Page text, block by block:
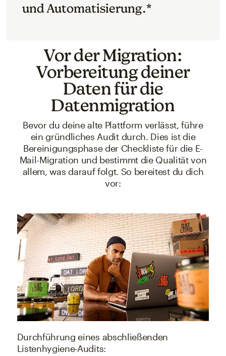
und Automatisierung.*
Vor der Migration:
Vorbereitung deiner
Daten für die
Datenmigration
Bevor du deine alte Plattform verlässt, führe
ein gründliches Audit durch. Dies ist die
Bereinigungsphase der Checkliste für die E-
Mail-Migration und bestimmt die Qualität von
allem, was darauf folgt. So bereitest du dich
vor:
Durchführung eines abschließenden
Listenhygiene-Audits: